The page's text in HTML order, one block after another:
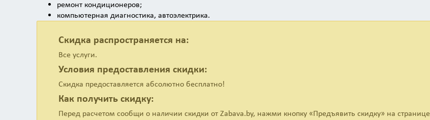
ремонт кондиционеров;
компьютерная диагностика, автоэлектрика.
Скидка распространяется на:
Все услуги.
Условия предоставления скидки:
Скидка предоставляется абсолютно бесплатно!
Как получить скидку:
Перед расчетом сообщи о наличии скидки от Zabava.by, нажми кнопку «Предъявить скидку» на странице